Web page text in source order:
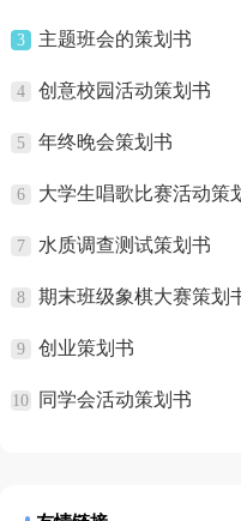
3 主题班会的策划书
4 创意校园活动策划书
5 年终晚会策划书
6 大学生唱歌比赛活动策
7 水质调查测试策划书
8 期末班级象棋大赛策划
9 创业策划书
10 同学会活动策划书